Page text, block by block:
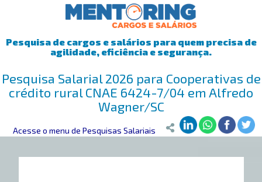
Pesquisa de cargos e salários para quem precisa de
agilidade, eficiência e segurança.
Pesquisa Salarial 2026 para Cooperativas de
crédito rural CNAE 6424-7/04 em Alfredo
Wagner/SC
Mentoring>Pesquisa Salarial>Alfredo Wagner/SC>
Acesse o menu de Pesquisas Salariais